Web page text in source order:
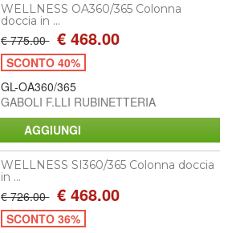
WELLNESS OA360/365 Colonna
doccia in ...
€ 775.00 € 468.00
SCONTO 40%
GL-OA360/365
GABOLI F.LLI RUBINETTERIA
WELLNESS SI360/365 Colonna doccia
in ...
€ 726.00 € 468.00
SCONTO 36%